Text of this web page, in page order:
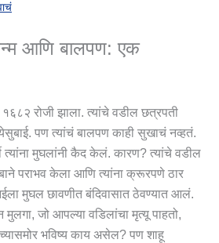
आणि बालपण: एक
१६८२ रोजी झाला. त्यांचे वडील छत्रपती
पण त्यांचं बालपण काही सुखाचं नव्हतं.
त्यांना मुघलांनी कैद केलं. कारण? त्यांचे वडील
पराभव केला आणि त्यांना क्रूरपणे ठार
मुघल छावणीत बंदिवासात ठेवण्यात आलं.
जो आपल्या वडिलांचा मृत्यू पाहतो,
भविष्य काय असेल? पण शाहू